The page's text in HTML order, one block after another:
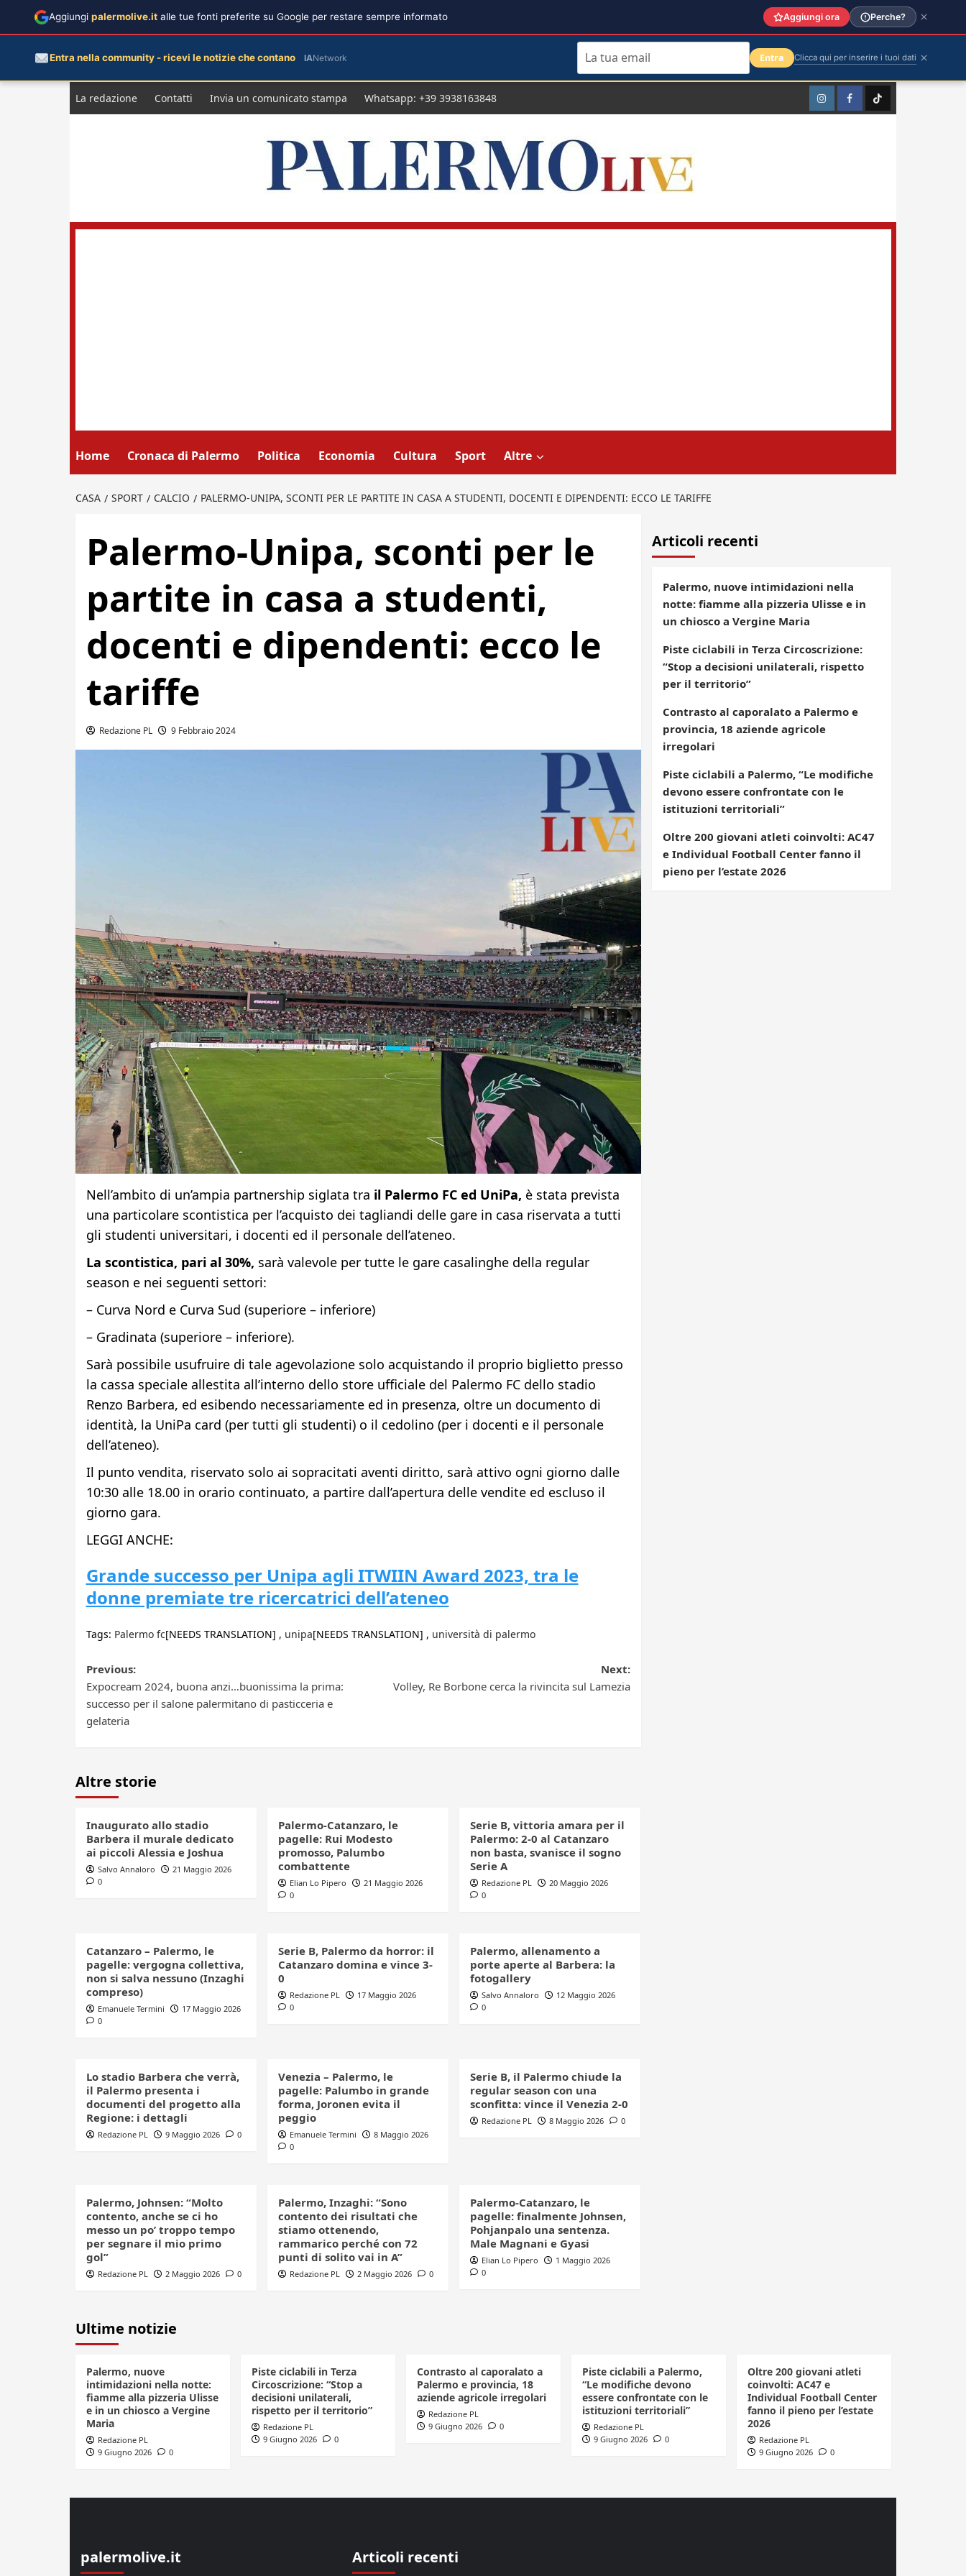
La redazione Contatti Invia un comunicato stampa Whatsapp: +39 3938163848 InstagramFacebookTikTok
Home Cronaca di Palermo Politica Economia Cultura Sport Altre
CASA SPORT CALCIO PALERMO-UNIPA, SCONTI PER LE PARTITE IN CASA A STUDENTI, DOCENTI E DIPENDENTI: ECCO LE TARIFFE
Palermo-Unipa, sconti per le
partite in casa a studenti,
docenti e dipendenti: ecco le
tariffe
Redazione PL 9 Febbraio 2024
Nell’ambito di un’ampia partnership siglata tra il Palermo FC ed UniPa, è stata prevista
una particolare scontistica per l’acquisto dei tagliandi delle gare in casa riservata a tutti
gli studenti universitari, i docenti ed il personale dell’ateneo.
La scontistica, pari al 30%, sarà valevole per tutte le gare casalinghe della regular
season e nei seguenti settori:
– Curva Nord e Curva Sud (superiore – inferiore)
– Gradinata (superiore – inferiore).
Sarà possibile usufruire di tale agevolazione solo acquistando il proprio biglietto presso
la cassa speciale allestita all’interno dello store ufficiale del Palermo FC dello stadio
Renzo Barbera, ed esibendo necessariamente ed in presenza, oltre un documento di
identità, la UniPa card (per tutti gli studenti) o il cedolino (per i docenti e il personale
dell’ateneo).
Il punto vendita, riservato solo ai sopracitati aventi diritto, sarà attivo ogni giorno dalle
10:30 alle 18.00 in orario continuato, a partire dall’apertura delle vendite ed escluso il
giorno gara.
LEGGI ANCHE:
Grande successo per Unipa agli ITWIIN Award 2023, tra le
donne premiate tre ricercatrici dell’ateneo
Tags: Palermo fc[NEEDS TRANSLATION] , unipa[NEEDS TRANSLATION] , università di palermo
Post
navigation
Previous:
Expocream 2024, buona anzi…buonissima la prima:
successo per il salone palermitano di pasticceria e
gelateria
Next:
Volley, Re Borbone cerca la rivincita sul Lamezia
Altre storie
Inaugurato allo stadio
Barbera il murale dedicato
ai piccoli Alessia e Joshua
Salvo Annaloro
21 Maggio 2026
0
Palermo-Catanzaro, le
pagelle: Rui Modesto
promosso, Palumbo
combattente
Elian Lo Pipero
21 Maggio 2026
0
Serie B, vittoria amara per il
Palermo: 2-0 al Catanzaro
non basta, svanisce il sogno
Serie A
Redazione PL
20 Maggio 2026
0
Catanzaro – Palermo, le
pagelle: vergogna collettiva,
non si salva nessuno (Inzaghi
compreso)
Emanuele Termini
17 Maggio 2026
0
Serie B, Palermo da horror: il
Catanzaro domina e vince 3-
0
Redazione PL
17 Maggio 2026
0
Palermo, allenamento a
porte aperte al Barbera: la
fotogallery
Salvo Annaloro
12 Maggio 2026
0
Lo stadio Barbera che verrà,
il Palermo presenta i
documenti del progetto alla
Regione: i dettagli
Redazione PL 9 Maggio 2026 0
Venezia – Palermo, le
pagelle: Palumbo in grande
forma, Joronen evita il
peggio
Emanuele Termini
8 Maggio 2026
0
Serie B, il Palermo chiude la
regular season con una
sconfitta: vince il Venezia 2-0
Redazione PL 8 Maggio 2026 0
Palermo, Johnsen: “Molto
contento, anche se ci ho
messo un po’ troppo tempo
per segnare il mio primo
gol”
Redazione PL 2 Maggio 2026 0
Palermo, Inzaghi: “Sono
contento dei risultati che
stiamo ottenendo,
rammarico perché con 72
punti di solito vai in A”
Redazione PL 2 Maggio 2026 0
Palermo-Catanzaro, le
pagelle: finalmente Johnsen,
Pohjanpalo una sentenza.
Male Magnani e Gyasi
Elian Lo Pipero
1 Maggio 2026
0
Articoli recenti
Palermo, nuove intimidazioni nella
notte: fiamme alla pizzeria Ulisse e in
un chiosco a Vergine Maria
Piste ciclabili in Terza Circoscrizione:
“Stop a decisioni unilaterali, rispetto
per il territorio”
Contrasto al caporalato a Palermo e
provincia, 18 aziende agricole
irregolari
Piste ciclabili a Palermo, “Le modifiche
devono essere confrontate con le
istituzioni territoriali”
Oltre 200 giovani atleti coinvolti: AC47
e Individual Football Center fanno il
pieno per l’estate 2026
Ultime notizie
Palermo, nuove
intimidazioni nella notte:
fiamme alla pizzeria Ulisse
e in un chiosco a Vergine
Maria
Redazione PL
9 Giugno 2026
0
Piste ciclabili in Terza
Circoscrizione: “Stop a
decisioni unilaterali,
rispetto per il territorio”
Redazione PL
9 Giugno 2026
0
Contrasto al caporalato a
Palermo e provincia, 18
aziende agricole irregolari
Redazione PL
9 Giugno 2026
0
Piste ciclabili a Palermo,
“Le modifiche devono
essere confrontate con le
istituzioni territoriali”
Redazione PL
9 Giugno 2026
0
Oltre 200 giovani atleti
coinvolti: AC47 e
Individual Football Center
fanno il pieno per l’estate
2026
Redazione PL
9 Giugno 2026
0
palermolive.it Articoli recenti
Aggiungi palermolive.it alle tue fonti preferite su Google per restare sempre informato Aggiungi ora Perche?
Entra nella community - ricevi le notizie che contano IANetwork Entra Clicca qui per inserire i tuoi dati